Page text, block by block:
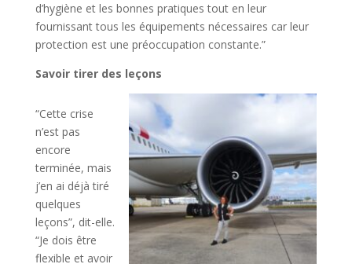
d’hygiène et les bonnes pratiques tout en leur
fournissant tous les équipements nécessaires car leur
protection est une préoccupation constante.”
Savoir tirer des leçons
“Cette crise
n’est pas
encore
terminée, mais
j’en ai déjà tiré
quelques
leçons”, dit-elle.
“Je dois être
flexible et avoir